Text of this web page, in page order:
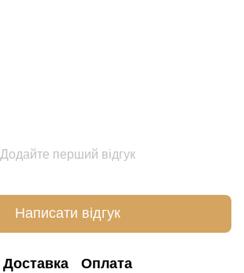
Додайте перший відгук
Написати відгук
Доставка Оплата